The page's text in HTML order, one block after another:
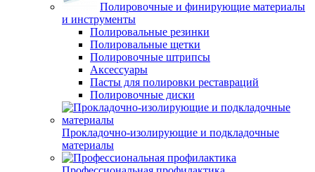
Полировочные и финирующие материалы
и инструменты
Полировальные резинки
Полировальные щетки
Полировочные штрипсы
Аксессуары
Пасты для полировки реставраций
Полировочные диски
Прокладочно-изолирующие и подкладочные
материалы